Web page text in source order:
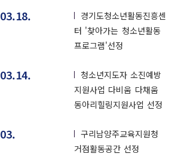
03.18.
경기도청소년활동진흥센
터 '찾아가는 청소년활동
프로그램'선정
03.14.
청소년지도자 소진예방
지원사업 다비움 다채움
동아리힐링지원사업 선정
03.
구리남양주교육지원청
거점활동공간 선정